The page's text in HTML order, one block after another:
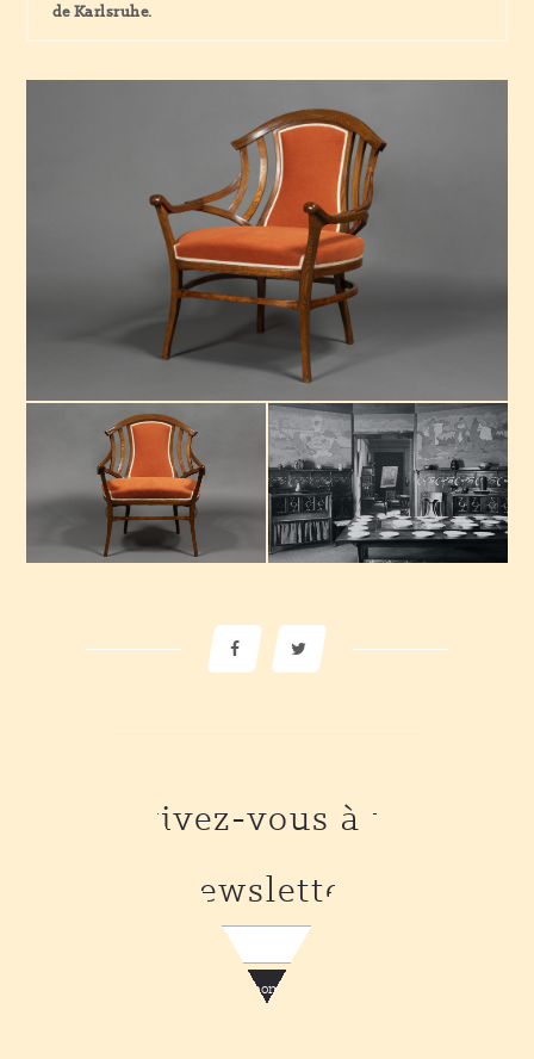
de Karlsruhe.
Inscrivez-vous à notre
newsletter